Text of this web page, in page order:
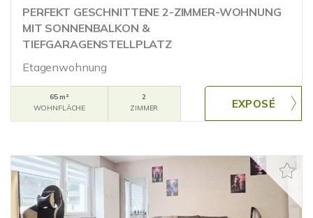
PERFEKT GESCHNITTENE 2-ZIMMER-WOHNUNG
MIT SONNENBALKON &
TIEFGARAGENSTELLPLATZ
Etagenwohnung
65 m²
WOHNFLÄCHE
2
ZIMMER